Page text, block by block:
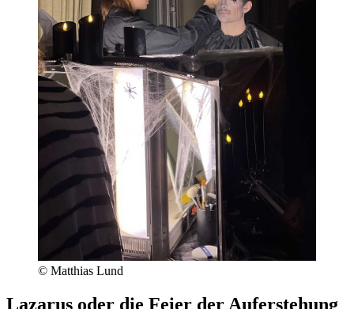
© Matthias Lund
Lazarus oder die Feier der Auferstehung